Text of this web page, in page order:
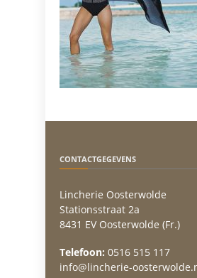
CONTACTGEGEVENS
Lincherie Oosterwolde
Stationsstraat 2a
8431 EV Oosterwolde (Fr.)
Telefoon: 0516 515 117
info@lincherie-